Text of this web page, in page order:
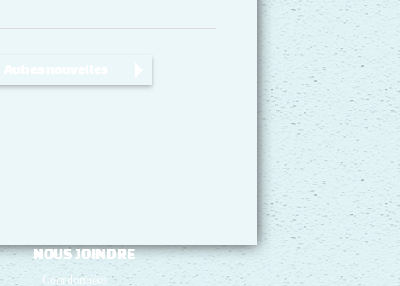
NOUS JOINDRE
Coordonnées